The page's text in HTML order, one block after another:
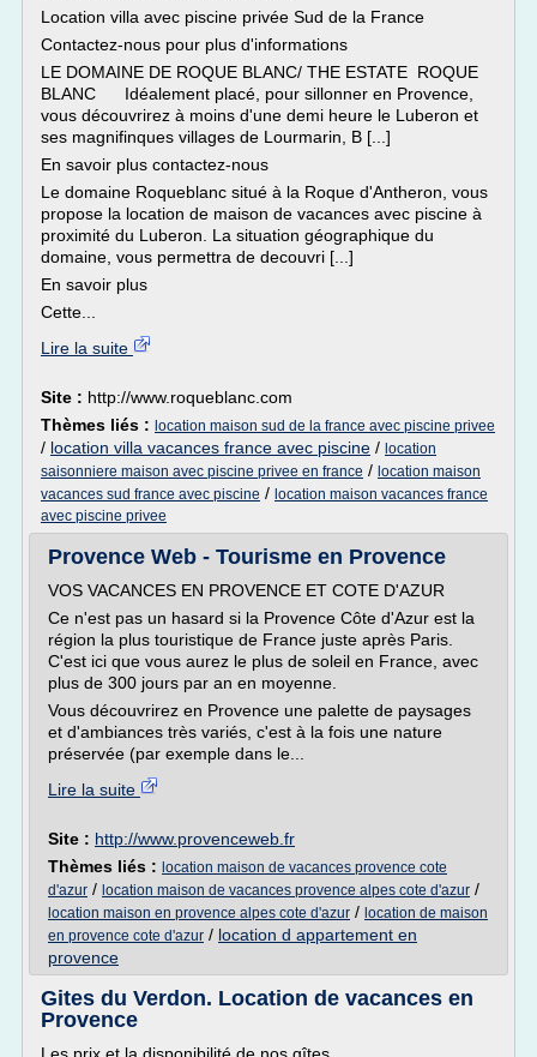
Location villa avec piscine privée Sud de la France
Contactez-nous pour plus d'informations
LE DOMAINE DE ROQUE BLANC/ THE ESTATE ROQUE
BLANC Idéalement placé, pour sillonner en Provence,
vous découvrirez à moins d'une demi heure le Luberon et
ses magnifinques villages de Lourmarin, B [...]
En savoir plus contactez-nous
Le domaine Roqueblanc situé à la Roque d'Antheron, vous
propose la location de maison de vacances avec piscine à
proximité du Luberon. La situation géographique du
domaine, vous permettra de decouvri [...]
En savoir plus
Cette...
Lire la suite
Site : http://www.roqueblanc.com
Thèmes liés : location maison sud de la france avec piscine privee
/ location villa vacances france avec piscine / location
saisonniere maison avec piscine privee en france / location maison
vacances sud france avec piscine / location maison vacances france
avec piscine privee
Provence Web - Tourisme en Provence
VOS VACANCES EN PROVENCE ET COTE D'AZUR
Ce n'est pas un hasard si la Provence Côte d'Azur est la
région la plus touristique de France juste après Paris.
C'est ici que vous aurez le plus de soleil en France, avec
plus de 300 jours par an en moyenne.
Vous découvrirez en Provence une palette de paysages
et d'ambiances très variés, c'est à la fois une nature
préservée (par exemple dans le...
Lire la suite
Site : http://www.provenceweb.fr
Thèmes liés : location maison de vacances provence cote
d'azur / location maison de vacances provence alpes cote d'azur /
location maison en provence alpes cote d'azur / location de maison
en provence cote d'azur / location d appartement en
provence
Gites du Verdon. Location de vacances en
Provence